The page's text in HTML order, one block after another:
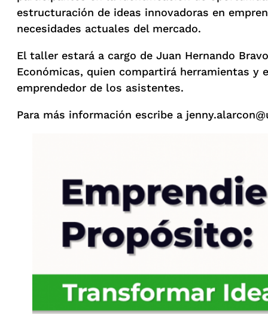
estructuración de ideas innovadoras en
necesidades actuales del mercado.
El taller estará a cargo de Juan Hernando
Económicas, quien compartirá herramientas
emprendedor de los asistentes.
Para más información escribe a